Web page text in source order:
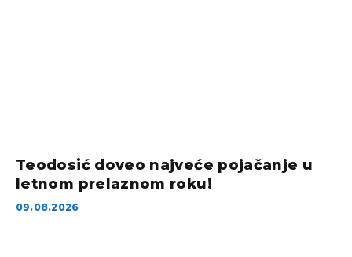
Teodosić doveo najveće pojačanje u
letnom prelaznom roku!
09.08.2026